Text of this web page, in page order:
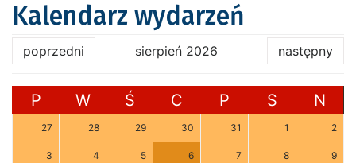
Kalendarz wydarzeń
poprzedni sierpień 2026 następny
P W Ś C P S N
27 28 29 30 31 1 2
3 4 5 6 7 8 9